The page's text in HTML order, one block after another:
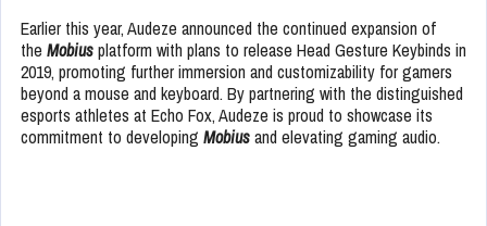
Earlier this year, Audeze announced the continued expansion of
the Mobiusplatform with plans to release Head Gesture Keybinds in
2019, promoting further immersion and customizability for gamers
beyond a mouse and keyboard. By partnering with the distinguished
esports athletes at Echo Fox, Audeze is proud to showcase its
commitment to developing Mobiusand elevating gaming audio.